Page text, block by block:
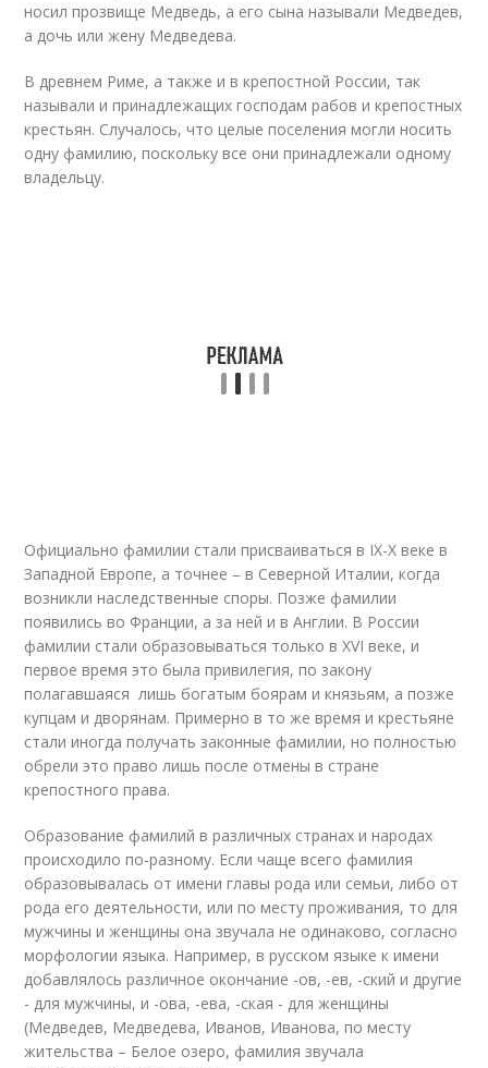
носил прозвище Медведь, а его сына называли Медведев,
а дочь или жену Медведева.
В древнем Риме, а также и в крепостной России, так
называли и принадлежащих господам рабов и крепостных
крестьян. Случалось, что целые поселения могли носить
одну фамилию, поскольку все они принадлежали одному
владельцу.
Официально фамилии стали присваиваться в IX-X веке в
Западной Европе, а точнее – в Северной Италии, когда
возникли наследственные споры. Позже фамилии
появились во Франции, а за ней и в Англии. В России
фамилии стали образовываться только в XVI веке, и
первое время это была привилегия, по закону
полагавшаяся лишь богатым боярам и князьям, а позже
купцам и дворянам. Примерно в то же время и крестьяне
стали иногда получать законные фамилии, но полностью
обрели это право лишь после отмены в стране
крепостного права.
Образование фамилий в различных странах и народах
происходило по-разному. Если чаще всего фамилия
образовывалась от имени главы рода или семьи, либо от
рода его деятельности, или по месту проживания, то для
мужчины и женщины она звучала не одинаково, согласно
морфологии языка. Например, в русском языке к имени
добавлялось различное окончание -ов, -ев, -ский и другие
- для мужчины, и -ова, -ева, -ская - для женщины
(Медведев, Медведева, Иванов, Иванова, по месту
жительства – Белое озеро, фамилия звучала